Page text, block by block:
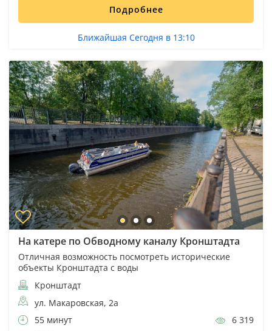
Подробнее
Ближайшая Сегодня в 13:10
На катере по Обводному каналу Кронштадта
Отличная возможность посмотреть исторические
объекты Кронштадта с воды
Кронштадт
ул. Макаровская, 2а
55 минут
6 319